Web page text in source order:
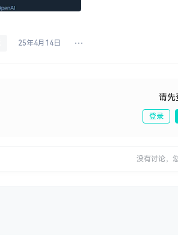
25年4月14日
请先
登录
没有讨论，